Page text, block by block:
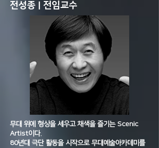
전성종 | 전임교수
무대 위에 형상을 세우고 채색을 즐기는 Scenic
Artist이다.
80년대 극단 활동을 시작으로 무대예술아카데미를